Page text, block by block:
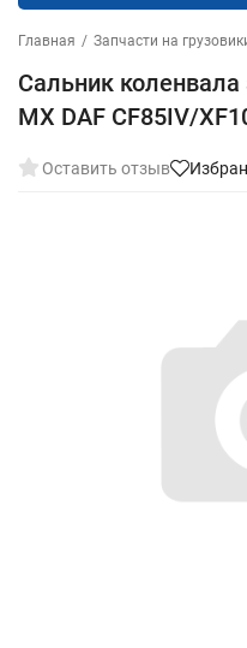
Главная / Запчасти на
Сальник
MX DAF CF85IV/
Оставить отзыв